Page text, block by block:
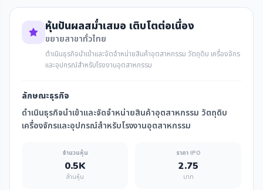
หุ้นปันผลสม่ำเสมอ เติบโตต่อเนื่อง
ขยายสาขาทั่วไทย
ดําเนินธุรกิจนำเข้าและจัดจำหน่ายสินค้าอุตสาหกรรม วัตถุดิบ เครื่องจักร
และอุปกรณ์สำหรับโรงงานอุตสาหกรรม
ลักษณะธุรกิจ
ดําเนินธุรกิจนำเข้าและจัดจำหน่ายสินค้าอุตสาหกรรม วัตถุดิบ
เครื่องจักรและอุปกรณ์สำหรับโรงงานอุตสาหกรรม
จำนวนหุ้น
0.5K
ล้านหุ้น
ราคา IPO
2.75
บาท